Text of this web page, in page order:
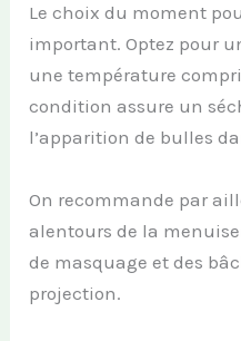
Le choix du moment
important. Optez pour
une température
condition assure un
l’apparition de bulles
On recommande par
alentours de la
de masquage et des
projection.